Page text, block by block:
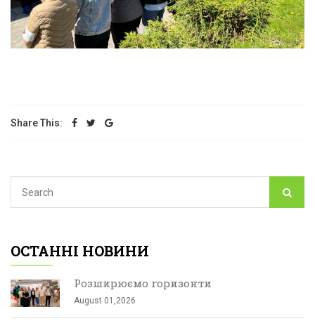
Share This:
ОСТАННІ НОВИНИ
Розширюємо горизонти
August 01,2026